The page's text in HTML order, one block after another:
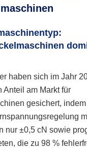
haben sich im Jahr
Anteil am Markt für
gesichert,
nur ±0,5 cN sowie
die zu 98 %